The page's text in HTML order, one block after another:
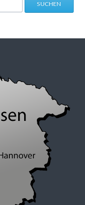
SUCHEN